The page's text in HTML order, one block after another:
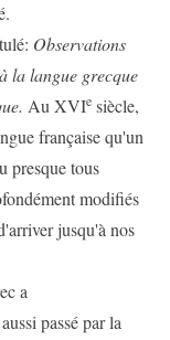
Observations
la langue grecque
Au XVIe siècle,
française qu'un
presque tous
modifiés
jusqu'à nos
a
passé par la